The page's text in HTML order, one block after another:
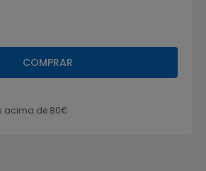
COMPRAR
acima de 80€